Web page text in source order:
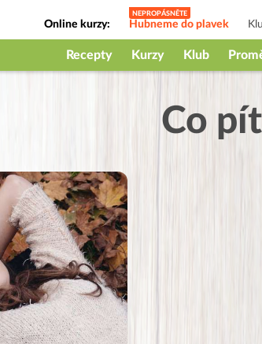
Online kurzy: Hubneme do plavek
Jak na babičky
Recepty Kurzy Klub
Co